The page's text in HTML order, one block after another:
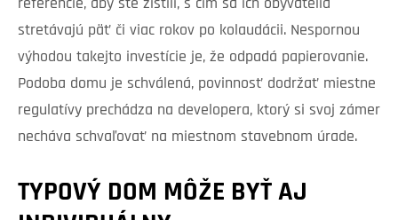
referencie, aby ste zistili, s čím sa ich obyvatelia
stretávajú päť či viac rokov po kolaudácii. Nespornou
výhodou takejto investície je, že odpadá papierovanie.
Podoba domu je schválená, povinnosť dodržať miestne
regulatívy prechádza na developera, ktorý si svoj zámer
necháva schvaľovať na miestnom stavebnom úrade.
TYPOVÝ DOM MÔŽE BYŤ AJ